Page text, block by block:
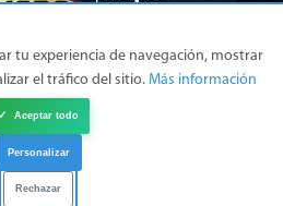
tu experiencia de navegación, mostrar
el tráfico del sitio. Más información
Personalizar
✓ Aceptar todo
Rechazar